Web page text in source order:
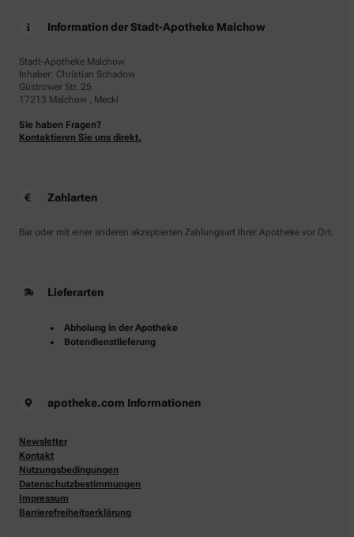
Information der Stadt-Apotheke Malchow
Stadt-Apotheke Malchow
Inhaber: Christian Schadow
Güstrower Str. 25
17213 Malchow , Meckl
Sie haben Fragen?
Kontaktieren Sie uns direkt.
Zahlarten
Bar oder mit einer anderen akzeptierten Zahlungsart Ihrer Apotheke vor Ort.
Lieferarten
Abholung in der Apotheke
Botendienstlieferung
apotheke.com Informationen
Newsletter
Kontakt
Nutzungsbedingungen
Datenschutzbestimmungen
Impressum
Barrierefreiheitserklärung